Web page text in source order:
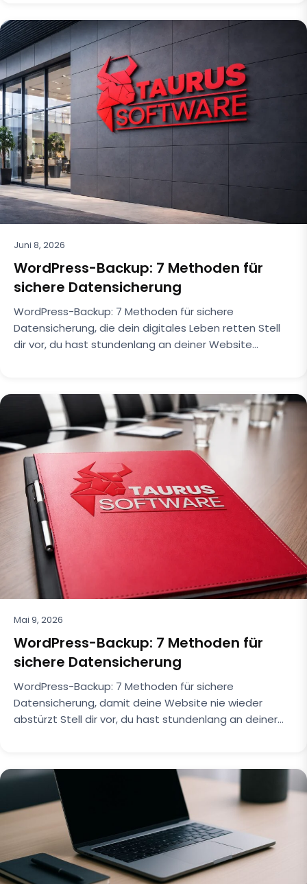
Juni 8, 2026
WordPress-Backup: 7 Methoden für
sichere Datensicherung
WordPress-Backup: 7 Methoden für sichere
Datensicherung, die dein digitales Leben retten Stell
dir vor, du hast stundenlang an deiner Website…
Mai 9, 2026
WordPress-Backup: 7 Methoden für
sichere Datensicherung
WordPress-Backup: 7 Methoden für sichere
Datensicherung, damit deine Website nie wieder
abstürzt Stell dir vor, du hast stundenlang an deiner…